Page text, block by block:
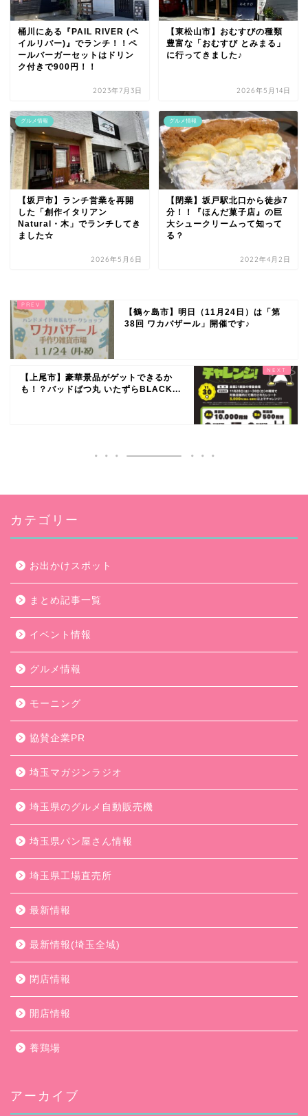
桶川にある『PAIL RIVER (ペ
イルリバー)』でランチ！！ペ
ールバーガーセットはドリン
ク付きで900円！！
2023年7月3日
【東松山市】おむすびの種類
豊富な「おむすび とみまる」
に行ってきました♪
2026年5月14日
グルメ情報
【坂戸市】ランチ営業を再開
した「創作イタリアン
Natural・木」でランチしてき
ました☆
2026年5月6日
グルメ情報
【閉業】坂戸駅北口から徒歩7
分！！『ほんだ菓子店』の巨
大シュークリームって知って
る？
2022年4月2日
【鶴ヶ島市】明日（11月24日）は「第
38回 ワカバザール」開催です♪
【上尾市】豪華景品がゲットできるか
も！？バッドばつ丸 いたずらBLACK...
カテゴリー
お出かけスポット
まとめ記事一覧
イベント情報
グルメ情報
モーニング
協賛企業PR
埼玉マガジンラジオ
埼玉県のグルメ自動販売機
埼玉県パン屋さん情報
埼玉県工場直売所
最新情報
最新情報(埼玉全域)
閉店情報
開店情報
養鶏場
アーカイブ